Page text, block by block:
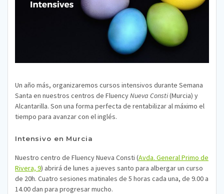
Un año más, organizaremos cursos intensivos durante Semana
Santa en nuestros centros de FluencyNueva Consti(Murcia) y
Alcantarilla. Son una forma perfecta de rentabilizar al máximo el
tiempo para avanzar con el inglés.
Intensivo en Murcia
Nuestro centro de Fluency Nueva Consti (Avda. General Primo de
Rivera, 9) abrirá de lunes a jueves santo para albergar un curso
de 20h. Cuatro sesiones matinales de 5 horas cada una, de 9.00 a
14.00 dan para progresar mucho.